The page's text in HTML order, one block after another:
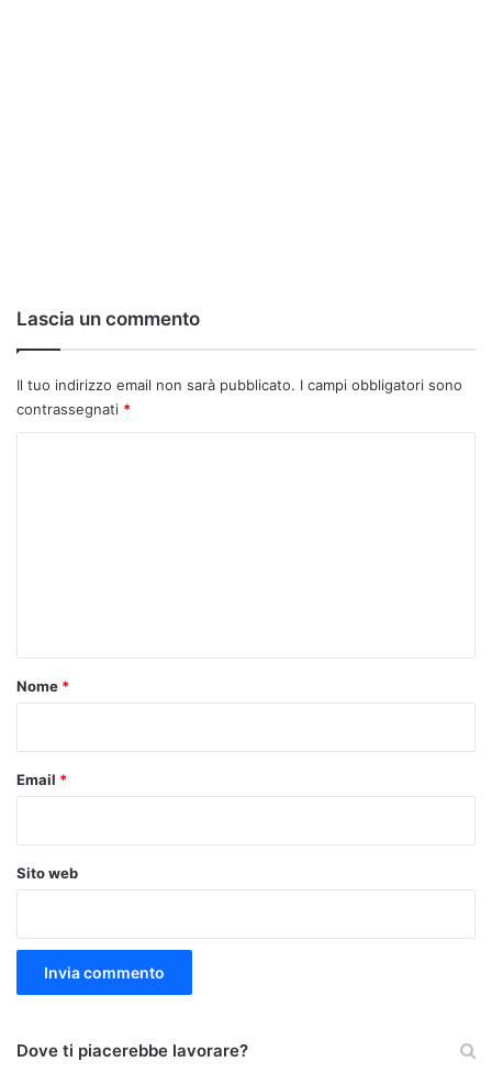
Lascia un commento
Il tuo indirizzo email non sarà pubblicato. I campi obbligatori sono
contrassegnati *
o
Nome *
Email *
Sito web
Dove ti piacerebbe lavorare?